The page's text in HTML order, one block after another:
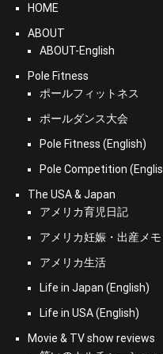
HOME
ABOUT
ABOUT-English
Pole Fitness
ポールフィットネス
ポールダンス大会
Pole Fitness (English)
Pole Competition
The USA & Japan
アメリカ育児日記
アメリカ妊娠・出産メモ
アメリカ生活
Life in Japan (English)
Life in USA (English)
Movie & TV show reviews